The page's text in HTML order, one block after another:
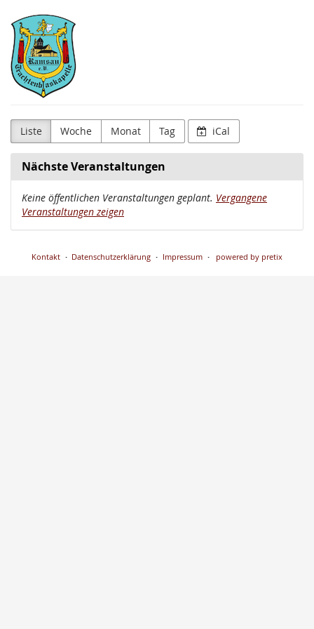
Zum
Haupt-
Inhalt
springen
Trachtenblaskapelle
Ramsau
e.V.
Liste Woche Monat Tag iCal
Nächste Veranstaltungen
Keine öffentlichen Veranstaltungen geplant. Vergangene
Veranstaltungen zeigen
Kontakt Datenschutzerklärung Impressum powered by pretix